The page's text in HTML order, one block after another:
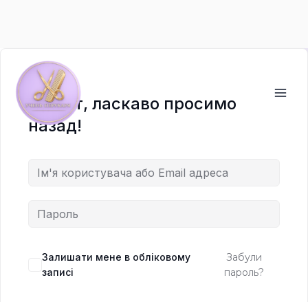
вмісту
Привіт, ласкаво просимо
назад!
Залишати мене в обліковому
записі
Забули
пароль?